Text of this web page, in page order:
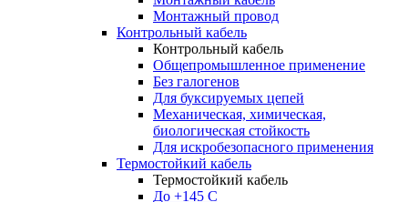
Монтажный провод
Контрольный кабель
Контрольный кабель
Общепромышленное применение
Без галогенов
Для буксируемых цепей
Механическая, химическая,
биологическая стойкость
Для искробезопасного применения
Термостойкий кабель
Термостойкий кабель
До +145 С